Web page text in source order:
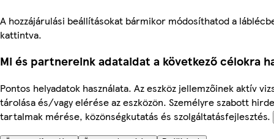
A hozzájárulási beállításokat bármikor módosíthatod a
kattintva.
Mi és partnereink adataidat a következő célokra
Pontos helyadatok használata. Az eszköz jellemzőinek aktív
tárolása és/vagy elérése az eszközön. Személyre szabott
tartalmak mérése, közönségkutatás és szolgáltatásfejlesztés.